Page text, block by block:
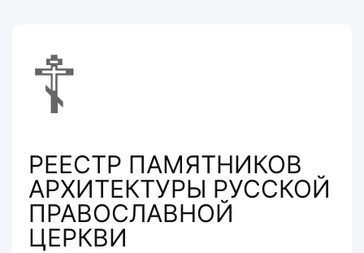
☦
РЕЕСТР ПАМЯТНИКОВ
АРХИТЕКТУРЫ РУССКОЙ
ПРАВОСЛАВНОЙ
ЦЕРКВИ